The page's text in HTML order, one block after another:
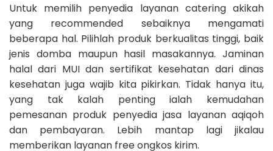
Untuk memilih penyedia layanan catering akikah
yang recommended sebaiknya mengamati
beberapa hal. Pilihlah produk berkualitas tinggi, baik
jenis domba maupun hasil masakannya. Jaminan
halal dari MUI dan sertifikat kesehatan dari dinas
kesehatan juga wajib kita pikirkan. Tidak hanya itu,
yang tak kalah penting ialah kemudahan
pemesanan produk penyedia jasa layanan aqiqoh
dan pembayaran. Lebih mantap lagi jikalau
memberikan layanan free ongkos kirim.